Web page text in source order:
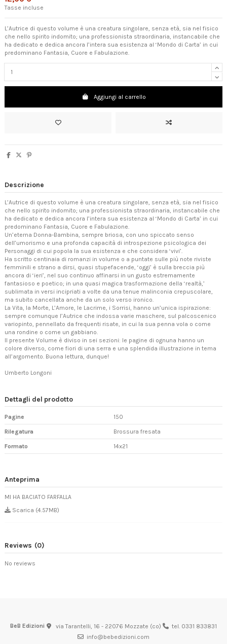
Tasse incluse
L’Autrice di questo volume è una creatura singolare, senza età, sia nel fisico
che nello spirito indomito; una professionista straordinaria, instancabile che
ha dedicato e dedica ancora l’intera sua esistenza al ‘Mondo di Carta’ in cui
predominano Fantasia, Cuore e Fabulazione.
Aggiungi al carrello
Descrizione
L’Autrice di questo volume è una creatura singolare, senza età, sia nel fisico
che nello spirito indomito; una professionista straordinaria, instancabile che
ha dedicato e dedica ancora l’intera sua esistenza al ‘Mondo di Carta’ in cui
predominano Fantasia, Cuore e Fabulazione.
Un’eterna Donna-Bambina, sempre briosa, con uno spiccato senso
dell’umorismo e una profonda capacità di introspezione psicologica dei
Personaggi di cui popola la sua esistenza e che considera ‘vivi’.
Ha scritto centinaia di romanzi in volume o a puntate sulle più note riviste
femminili e strano a dirsi, quasi stupefacende, ‘oggi’ è sulla breccia più
ancora di ‘ieri’, nel suo continuo affinarsi in un gusto estremamente
fantasioso e poetico; in una quasi magica trasformazione della ‘realtà,’
sublimata in versi incipriati a volte da una tenue malinconia crepuscolare,
ma subito cancellata anche da un solo verso ironico.
La Vita, la Morte, L’Amore, le Lacrime, i Sorrisi, hanno un’unica ispirazione:
sempre comunque l’Autrice che indossa varie maschere, sul palcoscenico
variopinto, pennellato da frequenti risate, in cui la sua penna vola o come
una rondine o come un gabbiano.
Il presente Volume è diviso in sei sezioni: le pagine di ognuna hanno un
colore diverso, come fiori di una serra e una splendida illustrazione in tema
all’argomento. Buona lettura, dunque!
Umberto Longoni
Dettagli del prodotto
Pagine 150
Rilegatura Brossura fresata
Formato 14x21
Anteprima
MI HA BACIATO FARFALLA
Scarica (4.57MB)
Reviews (0)
No reviews
BeB Edizioni via Tarantelli, 16 - 22076 Mozzate (co)
tel. 0331 833831
info@bebedizioni.com